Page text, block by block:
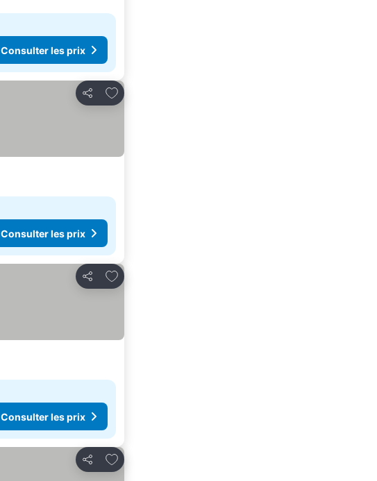
Consulter les prix
Partager
Ajouter à mes favoris
Consulter les prix
Partager
Ajouter à mes favoris
Consulter les prix
Partager
Ajouter à mes favoris